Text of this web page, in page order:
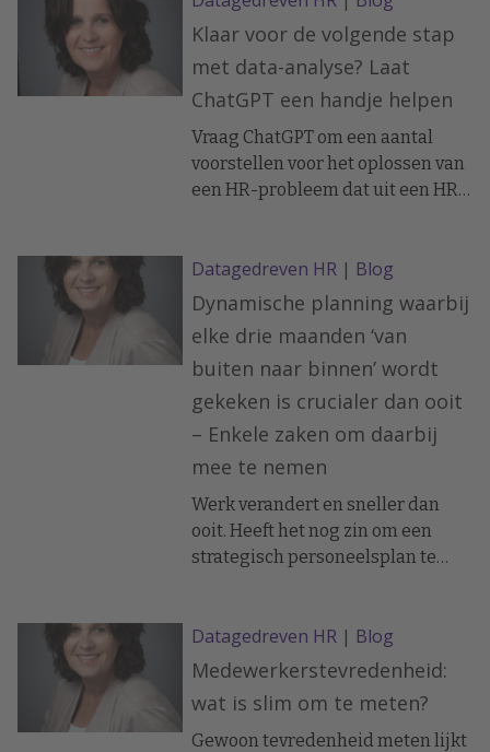
selectie uit de data. Zorg dat altijd
duidelijk is welke selectie je hebt
gebruikt. En stem van tevoren af
wanneer het resultaat goed of
fout is, is het advies van data- en
analytics-expert Irma Doze.
Klaar voor de volgende stap
met data-analyse? Laat
ChatGPT een handje helpen
Vraag ChatGPT om een aantal
voorstellen voor het oplossen van
een HR-probleem dat uit een HR-
Datagedreven HR | Blog
Dynamische planning waarbij
elke drie maanden ‘van
buiten naar binnen’ wordt
gekeken is crucialer dan ooit
– Enkele zaken om daarbij
mee te nemen
Werk verandert en sneller dan
ooit. Heeft het nog zin om een
strategisch personeelsplan te
maar je moet er wel voor zorgen
dat je de nieuwe ontwikkelingen
en analyse, en je plan regelmatig
bijstelt aldus HR-analytics expert
Datagedreven HR | Blog
Medewerkerstevredenheid:
wat is slim om te meten?
Gewoon tevredenheid meten lijkt